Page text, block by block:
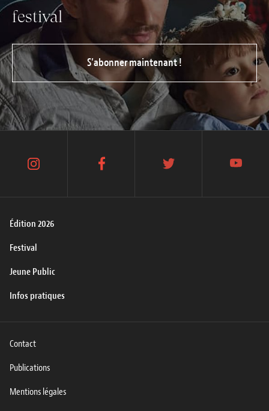
festival
S’abonner maintenant !
Édition 2026
Festival
Jeune Public
Infos pratiques
instagram facebook twitter youtube
Contact
Publications
Mentions légales